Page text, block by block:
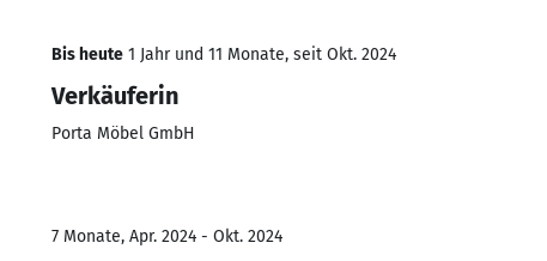
Bis heute 1 Jahr und 11 Monate, seit Okt. 2024
Verkäuferin
Porta Möbel GmbH
7 Monate, Apr. 2024 - Okt. 2024